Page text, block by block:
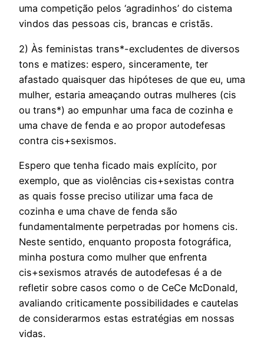
uma competição pelos ‘agradinhos’ do cistema
vindos das pessoas cis, brancas e cristãs.
2) Às feministas trans*-excludentes de diversos
tons e matizes: espero, sinceramente, ter
afastado quaisquer das hipóteses de que eu, uma
mulher, estaria ameaçando outras mulheres (cis
ou trans*) ao empunhar uma faca de cozinha e
uma chave de fenda e ao propor autodefesas
contra cis+sexismos.
Espero que tenha ficado mais explícito, por
exemplo, que as violências cis+sexistas contra
as quais fosse preciso utilizar uma faca de
cozinha e uma chave de fenda são
fundamentalmente perpetradas por homens cis.
Neste sentido, enquanto proposta fotográfica,
minha postura como mulher que enfrenta
cis+sexismos através de autodefesas é a de
refletir sobre casos como o de CeCe McDonald,
avaliando criticamente possibilidades e cautelas
de considerarmos estas estratégias em nossas
vidas.